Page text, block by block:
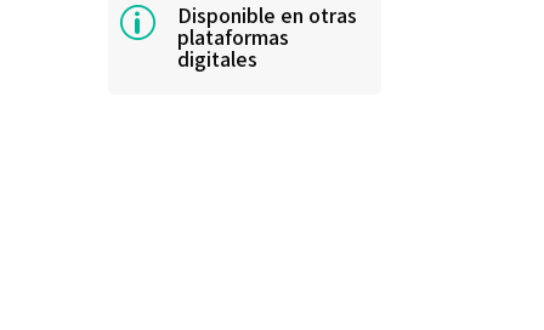
p Disponible en otras
plataformas
digitales